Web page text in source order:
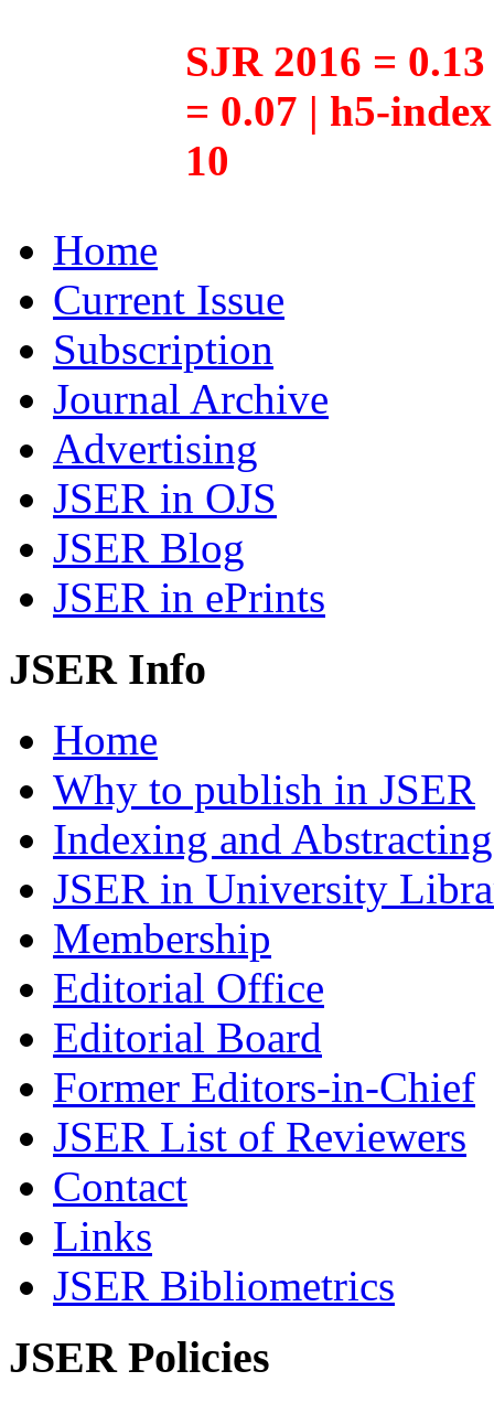
SJR 2016 =
= 0.07 | h5-
10
Home
Current Issue
Subscription
Journal Archive
Advertising
JSER in OJS
JSER Blog
JSER in ePrints
JSER Info
Home
Why to publish in JSER
Indexing and Abstracting
JSER in University
Membership
Editorial Office
Editorial Board
Former Editors-in-Chief
JSER List of Reviewers
Contact
Links
JSER Bibliometrics
JSER Policies